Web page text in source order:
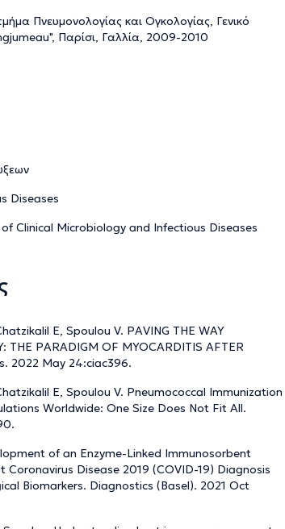
Πνευμονολογίας και Ογκολογίας, Γενικό
Παρίσι, Γαλλία, 2009-2010
Diseases
Clinical Microbiology and Infectious Diseases
E, Spoulou V. PAVING THE WAY
THE PARADIGM OF MYOCARDITIS AFTER
2022 May 24:ciac396.
E, Spoulou V. Pneumococcal Immunization
Worldwide: One Size Does Not Fit All.
of an Enzyme-Linked Immunosorbent
Disease 2019 (COVID-19) Diagnosis
Biomarkers. Diagnostics (Basel). 2021 Oct